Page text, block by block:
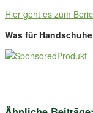
Hier geht es zum
Was für